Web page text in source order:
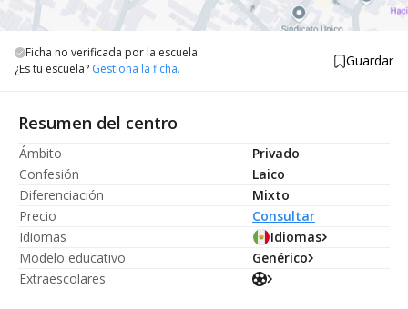
Ficha no verificada por la escuela.
¿Es tu escuela? Gestiona la ficha. Guardar
Resumen del centro
Ámbito
Privado
Confesión
Laico
Diferenciación
Mixto
Precio
Consultar
Idiomas
Idiomas
Modelo educativo
Genérico
Extraescolares